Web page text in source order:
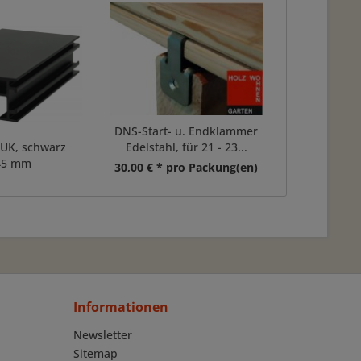
schwarz
mm
DNS-Start- u. Endklammer
Edelstahl, für 21 - 23...
30,00 € * pro Packung(en)
Informationen
Newsletter
Sitemap